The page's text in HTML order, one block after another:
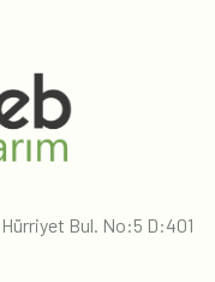
Bul. No:5 D:401